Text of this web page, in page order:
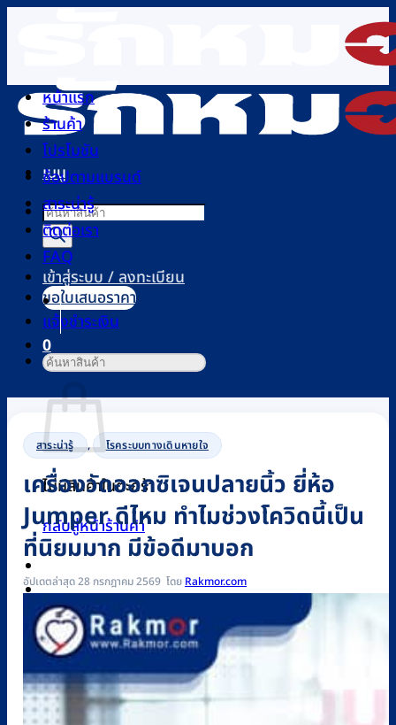
เนื้อหา
เมนู
Products
search
เข้าสู่ระบบ / ลงทะเบียน
0
ตะกร้าสินค้า
ไม่มีสินค้าในตะกร้า
กลับสู่หน้าร้านค้า
0
หน้าแรก
ร้านค้า
โปรโมชัน
ช้อปตามแบรนด์
สาระน่ารู้
ติดต่อเรา
FAQ
ขอใบเสนอราคา
แจ้งชำระเงิน
ค้นหา:
สาระน่ารู้ , โรคระบบทางเดินหายใจ
เครื่องวัดออกซิเจนปลายนิ้ว ยี่ห้อ
Jumper ดีไหม ทำไมช่วงโควิดนี้เป็น
ที่นิยมมาก มีข้อดีมาบอก
อัปเดตล่าสุด 28 กรกฎาคม 2569 Rakmor.com